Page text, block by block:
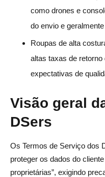
como drones e
do envio e
Roupas de alta
altas taxas de
expectativas de
Visão geral
DSers
Os Termos de Serviço dos
proteger os dados do
proprietárias”, exigindo